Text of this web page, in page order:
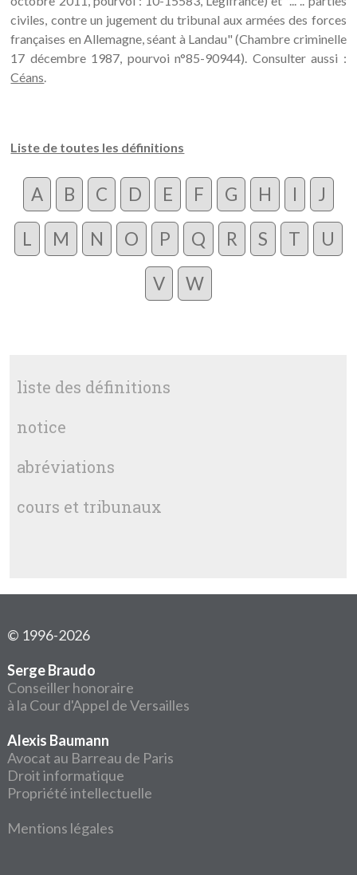
civiles, contre un jugement du tribunal aux armées des forces
françaises en Allemagne, séant à Landau" (Chambre criminelle
17 décembre 1987, pourvoi n°85-90944). Consulter aussi :
Céans.
Liste de toutes les définitions
A B C D E F G H I J
L M N O P Q R S T U
V W
liste des définitions
notice
abréviations
cours et tribunaux
© 1996-2026
Serge Braudo
Conseiller honoraire
à la Cour d'Appel de Versailles
Alexis Baumann
Avocat au Barreau de Paris
Droit informatique
Propriété intellectuelle
Mentions légales